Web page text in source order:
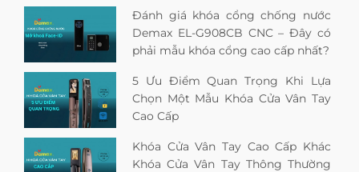
Đánh giá khóa cổng chống nước
Demax EL-G908CB CNC – Đây có
phải mẫu khóa cổng cao cấp nhất?
5 Ưu Điểm Quan Trọng Khi Lựa
Chọn Một Mẫu Khóa Cửa Vân Tay
Cao Cấp
Khóa Cửa Vân Tay Cao Cấp Khác
Khóa Cửa Vân Tay Thông Thường